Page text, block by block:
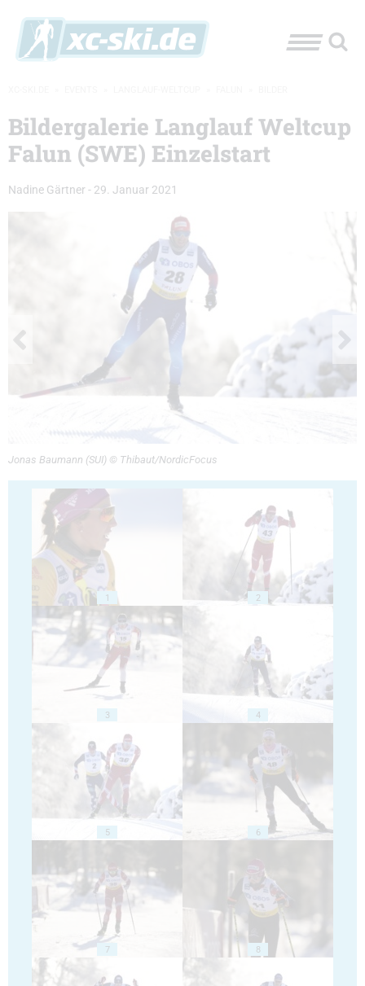
Bildergalerie Langlauf Weltcup
Falun (SWE) Einzelstart
Nadine Gärtner - 29. Januar 2021
Jonas Baumann (SUI) © Thibaut/NordicFocus
1 2
3 4
5 6
7 8